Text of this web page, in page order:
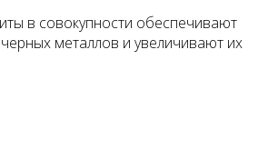
в совокупности обеспечивают
металлов и увеличивают их